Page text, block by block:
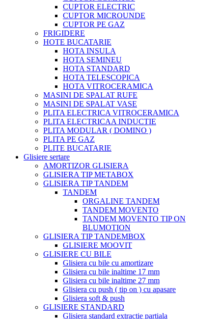
CUPTOR ELECTRIC
CUPTOR MICROUNDE
CUPTOR PE GAZ
FRIGIDERE
HOTE BUCATARIE
HOTA INSULA
HOTA SEMINEU
HOTA STANDARD
HOTA TELESCOPICA
HOTA VITROCERAMICA
MASINI DE SPALAT RUFE
MASINI DE SPALAT VASE
PLITA ELECTRICA VITROCERAMICA
PLITA ELECTRICAA INDUCTIE
PLITA MODULAR ( DOMINO )
PLITA PE GAZ
PLITE BUCATARIE
Glisiere sertare
AMORTIZOR GLISIERA
GLISIERA TIP METABOX
GLISIERA TIP TANDEM
TANDEM
ORGALINE TANDEM
TANDEM MOVENTO
TANDEM MOVENTO TIP ON
BLUMOTION
GLISIERA TIP TANDEMBOX
GLISIERE MOOVIT
GLISIERE CU BILE
Glisiera cu bile cu amortizare
Glisiera cu bile inaltime 17 mm
Glisiera cu bile inaltime 27 mm
Glisiera cu push ( tip on ) cu apasare
Glisiera soft & push
GLISIERE STANDARD
Glisiera standard extractie partiala